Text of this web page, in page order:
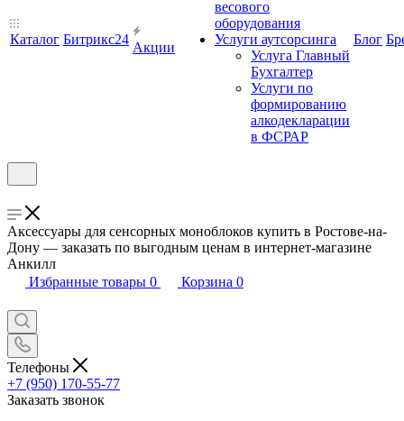
Каталог Битрикс24
Акции
весового
оборудования
Услуги аутсорсинга
Услуга Главный
Бухгалтер
Услуги по
формированию
алкодекларации
в ФСРАР
Блог
Аксессуары для сенсорных моноблоков купить в Ростове-на-
Дону — заказать по выгодным ценам в интернет-магазине
Анкилл
Избранные товары 0 Корзина 0
Телефоны
+7 (950) 170-55-77
Заказать звонок